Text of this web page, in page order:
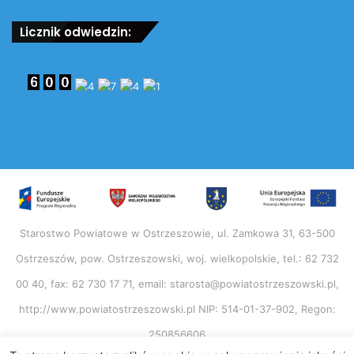
– 5 miejsce Mistrzostw Europy Seniorów full-contact
– brązowy medal Pucharu Świata Seniorów full-
w Boksie
federacji WAKO na koniec roku 2018
– członek Kadry Narodowej Seniorów
– zwycięzca wielu turniejów krajowych.
– 5 miejsce Mistrzostw Świata Juniorów full-contact –
Licznik odwiedzin:
Starostwo Powiatowe w Ostrzeszowie, ul. Zamkowa 31, 63-500
Ostrzeszów, pow. Ostrzeszowski, woj. wielkopolskie, tel.: 62 732
00 40, fax: 62 730 17 71, email: starosta@powiatostrzeszowski.pl,
http://www.powiatostrzeszowski.pl NIP: 514-01-37-902, Regon:
250856606